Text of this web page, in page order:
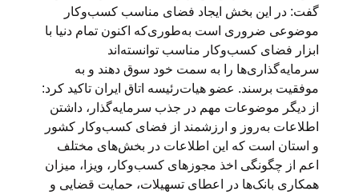
گفت: در این بخش ایجاد فضای مناسب کسب‌وکار
موضوعی ضروری است به‌طوری‌که اکنون تمام دنیا با
ابزار فضای کسب‌وکار مناسب توانسته‌اند
سرمایه‌گذاری‌ها را به سمت خود سوق دهند و به
موفقیت برسند. عضو هیات‌رئیسه اتاق ایران تاکید کرد:
از دیگر موضوعات مهم در جذب سرمایه‌گذار، داشتن
اطلاعات به‌روز و ارزشمند از فضای کسب‌وکار کشور
و استان است که این اطلاعات در بخش‌های مختلف
اعم از چگونگی اخذ مجوزهای کسب‌وکار، ویزا، میزان
همکاری بانک‌ها در اعطای تسهیلات، حمایت قضایی و